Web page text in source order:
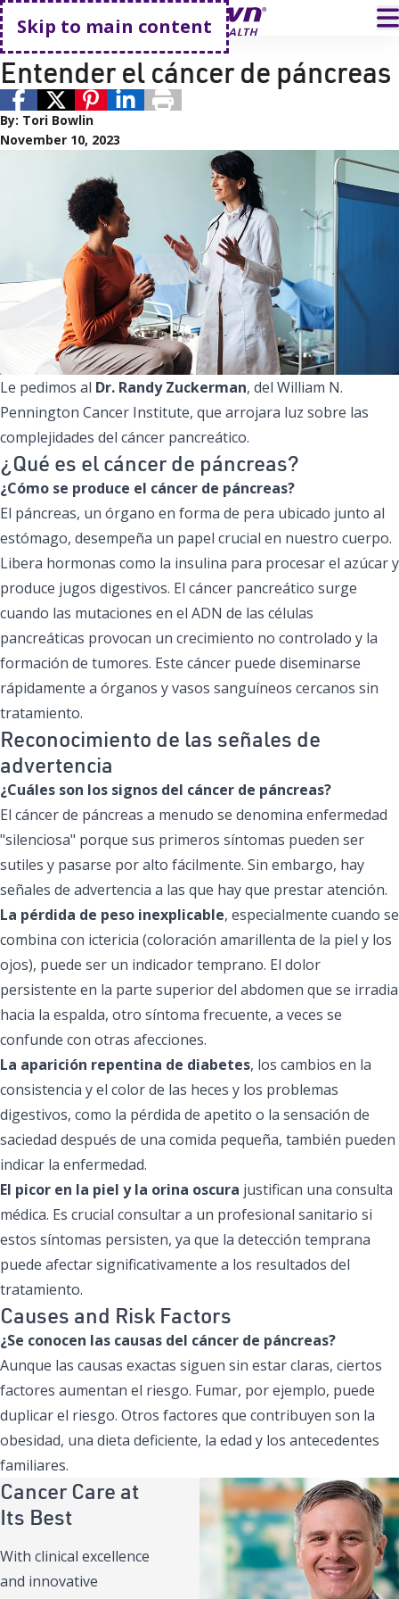
Skip to main content
Go home
Cancer Care
Entender el cáncer de páncreas
By: Tori Bowlin
November 10, 2023
Le pedimos al Dr. Randy Zuckerman, del William N.
Pennington Cancer Institute, que arrojara luz sobre las
complejidades del cáncer pancreático.
¿Qué es el cáncer de páncreas?
¿Cómo se produce el cáncer de páncreas?
El páncreas, un órgano en forma de pera ubicado junto al
estómago, desempeña un papel crucial en nuestro cuerpo.
Libera hormonas como la insulina para procesar el azúcar y
produce jugos digestivos. El cáncer pancreático surge
cuando las mutaciones en el ADN de las células
pancreáticas provocan un crecimiento no controlado y la
formación de tumores. Este cáncer puede diseminarse
rápidamente a órganos y vasos sanguíneos cercanos sin
tratamiento.
Reconocimiento de las señales de
advertencia
¿Cuáles son los signos del cáncer de páncreas?
El cáncer de páncreas a menudo se denomina enfermedad
"silenciosa" porque sus primeros síntomas pueden ser
sutiles y pasarse por alto fácilmente. Sin embargo, hay
señales de advertencia a las que hay que prestar atención.
La pérdida de peso inexplicable, especialmente cuando se
combina con ictericia (coloración amarillenta de la piel y los
ojos), puede ser un indicador temprano. El dolor
persistente en la parte superior del abdomen que se irradia
hacia la espalda, otro síntoma frecuente, a veces se
confunde con otras afecciones.
La aparición repentina de diabetes, los cambios en la
consistencia y el color de las heces y los problemas
digestivos, como la pérdida de apetito o la sensación de
saciedad después de una comida pequeña, también pueden
indicar la enfermedad.
El picor en la piel y la orina oscura justifican una consulta
médica. Es crucial consultar a un profesional sanitario si
estos síntomas persisten, ya que la detección temprana
puede afectar significativamente a los resultados del
tratamiento.
Causes and Risk Factors
¿Se conocen las causas del cáncer de páncreas?
Aunque las causas exactas siguen sin estar claras, ciertos
factores aumentan el riesgo. Fumar, por ejemplo, puede
duplicar el riesgo. Otros factores que contribuyen son la
obesidad, una dieta deficiente, la edad y los antecedentes
familiares.
Cancer Care at
Its Best
With clinical excellence
and innovative